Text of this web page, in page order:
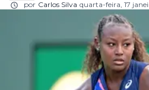
por Carlos Silva quarta-feira, 17